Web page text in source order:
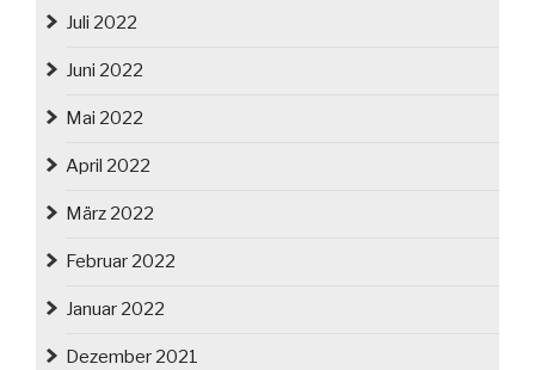
Juli 2022
Juni 2022
Mai 2022
April 2022
März 2022
Februar 2022
Januar 2022
Dezember 2021